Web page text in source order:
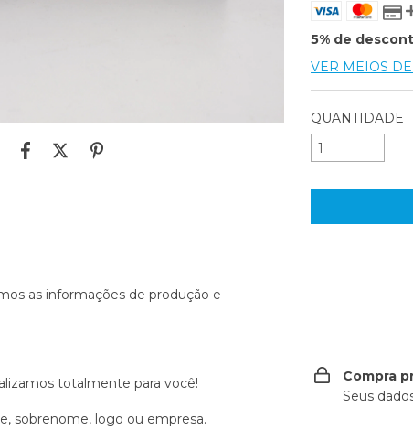
as informações de produção e
totalmente para você!
sobrenome, logo ou empresa.
5% de
VER MEIOS
QUANTIDADE
Compra
Seus